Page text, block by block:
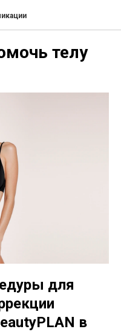
телу
для
в